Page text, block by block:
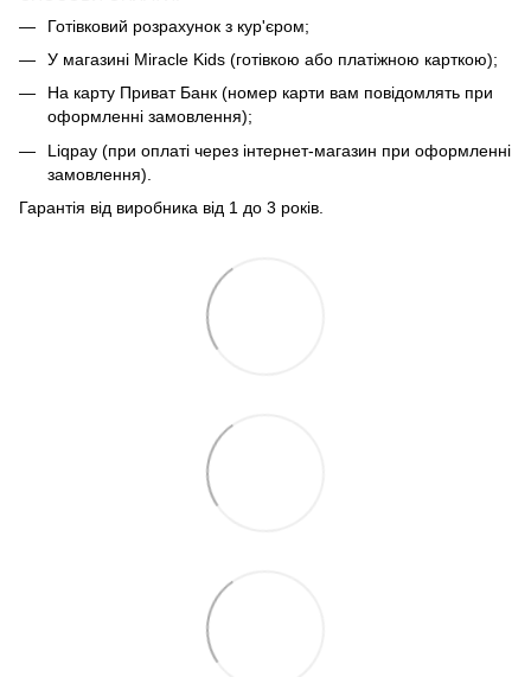
Готівковий розрахунок з кур'єром;
У магазині Miracle Kids (готівкою або платіжною карткою);
На карту Приват Банк (номер карти вам повідомлять при
оформленні замовлення);
Liqpay (при оплаті через інтернет-магазин при оформленні
замовлення).
Гарантія від виробника від 1 до 3 років.